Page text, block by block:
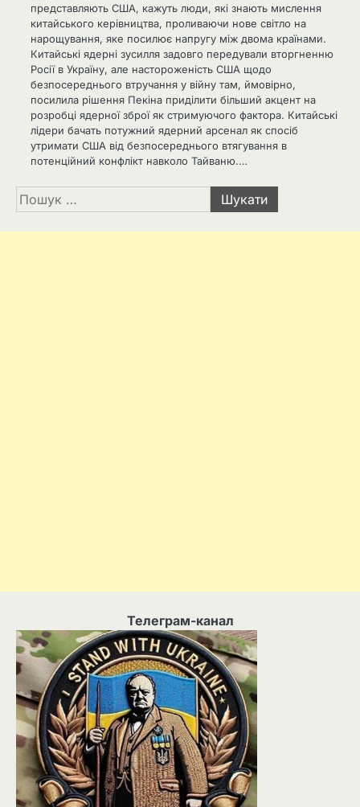
представляють США, кажуть люди, які знають мислення
китайського керівництва, проливаючи нове світло на
нарощування, яке посилює напругу між двома країнами.
Китайські ядерні зусилля задовго передували вторгненню
Росії в Україну, але настороженість США щодо
безпосереднього втручання у війну там, ймовірно,
посилила рішення Пекіна приділити більший акцент на
розробці ядерної зброї як стримуючого фактора. Китайські
лідери бачать потужний ядерний арсенал як спосіб
утримати США від безпосереднього втягування в
потенційний конфлікт навколо Тайваню.…
Пошук:
Телеграм-канал